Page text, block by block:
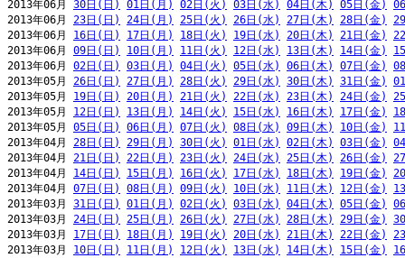
2013年06月 30日(日) 01日(月) 02日(火) 03日(水) 04日(木) 05日(金)
2013年06月 23日(日) 24日(月) 25日(火) 26日(水) 27日(木) 28日(金)
2013年06月 16日(日) 17日(月) 18日(火) 19日(水) 20日(木) 21日(金)
2013年06月 09日(日) 10日(月) 11日(火) 12日(水) 13日(木) 14日(金)
2013年06月 02日(日) 03日(月) 04日(火) 05日(水) 06日(木) 07日(金)
2013年05月 26日(日) 27日(月) 28日(火) 29日(水) 30日(木) 31日(金)
2013年05月 19日(日) 20日(月) 21日(火) 22日(水) 23日(木) 24日(金)
2013年05月 12日(日) 13日(月) 14日(火) 15日(水) 16日(木) 17日(金)
2013年05月 05日(日) 06日(月) 07日(火) 08日(水) 09日(木) 10日(金)
2013年04月 28日(日) 29日(月) 30日(火) 01日(水) 02日(木) 03日(金)
2013年04月 21日(日) 22日(月) 23日(火) 24日(水) 25日(木) 26日(金)
2013年04月 14日(日) 15日(月) 16日(火) 17日(水) 18日(木) 19日(金)
2013年04月 07日(日) 08日(月) 09日(火) 10日(水) 11日(木) 12日(金)
2013年03月 31日(日) 01日(月) 02日(火) 03日(水) 04日(木) 05日(金)
2013年03月 24日(日) 25日(月) 26日(火) 27日(水) 28日(木) 29日(金)
2013年03月 17日(日) 18日(月) 19日(火) 20日(水) 21日(木) 22日(金)
2013年03月 10日(日) 11日(月) 12日(火) 13日(水) 14日(木) 15日(金)